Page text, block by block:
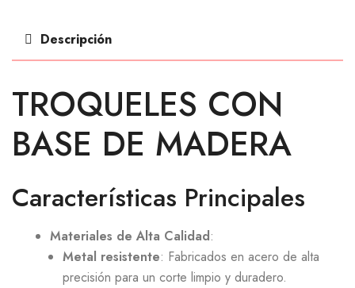
Descripción
TROQUELES CON
BASE DE MADERA
Características Principales
Materiales de Alta Calidad:
Metal resistente: Fabricados en acero de alta
precisión para un corte limpio y duradero.